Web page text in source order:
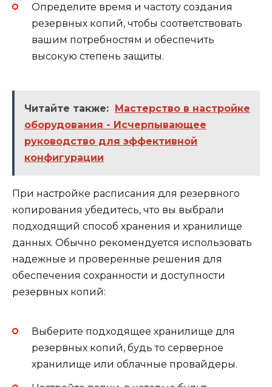
Определите время и частоту создания
резервных копий, чтобы соответствовать
вашим потребностям и обеспечить
высокую степень защиты.
Читайте также: Мастерство в настройке
оборудования - Исчерпывающее
руководство для эффективной
конфигурации
При настройке расписания для резервного
копирования убедитесь, что вы выбрали
подходящий способ хранения и хранилище
данных. Обычно рекомендуется использовать
надежные и проверенные решения для
обеспечения сохранности и доступности
резервных копий:
Выберите подходящее хранилище для
резервных копий, будь то серверное
хранилище или облачные провайдеры.